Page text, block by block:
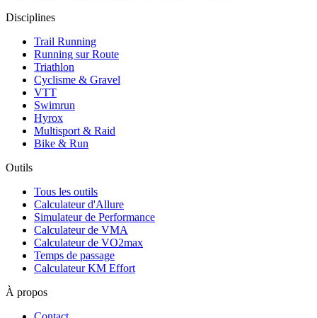
Disciplines
Trail Running
Running sur Route
Triathlon
Cyclisme & Gravel
VTT
Swimrun
Hyrox
Multisport & Raid
Bike & Run
Outils
Tous les outils
Calculateur d'Allure
Simulateur de Performance
Calculateur de VMA
Calculateur de VO2max
Temps de passage
Calculateur KM Effort
À propos